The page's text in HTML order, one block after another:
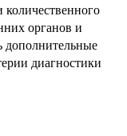
органов и
дополнительные
диагностики